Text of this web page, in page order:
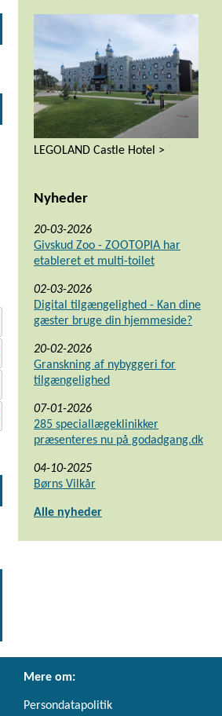
LEGOLAND Castle Hotel >
Nyheder
20-03-2026
Givskud Zoo - ZOOTOPIA har
etableret et multi-toilet
02-03-2026
Digital tilgængelighed - Kan dine
gæster bruge din hjemmeside?
20-02-2026
Granskning af nybyggeri for
tilgængelighed
07-01-2026
285 speciallægeklinikker
præsenteres nu på godadgang.dk
04-10-2025
Børns Vilkår
Alle nyheder
Mere om:
Persondatapolitik